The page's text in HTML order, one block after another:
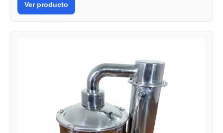
Ver producto